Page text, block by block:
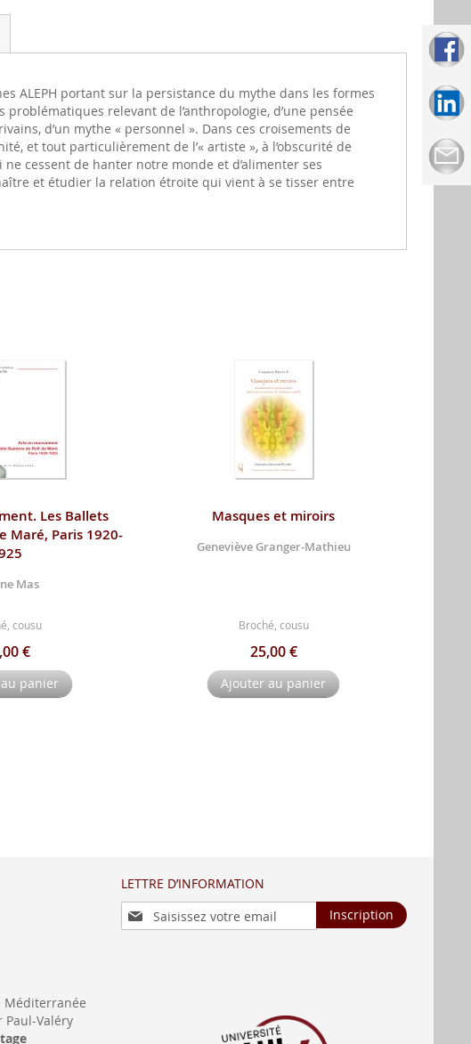
ALEPH portant sur la persistance du mythe dans les formes
relevant de l’anthropologie, d’une pensée
d’un mythe « personnel ». Dans ces croisements de
et tout particulièrement de l’« artiste », à l’obscurité de
cessent de hanter notre monde et d’alimenter ses
et étudier la relation étroite qui vient à se tisser entre
Les Ballets
Maré, Paris 1920-
Mas
cousu
€
panier
Masques et miroirs
Geneviève Granger-Mathieu
Broché, cousu
25,00 €
Ajouter au panier
LETTRE D’INFORMATION
Inscription
à
Inscription
Méditerranée
Valéry